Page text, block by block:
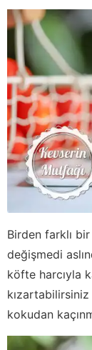
Birden farklı
değişmedi
köfte harcıyla
kokudan